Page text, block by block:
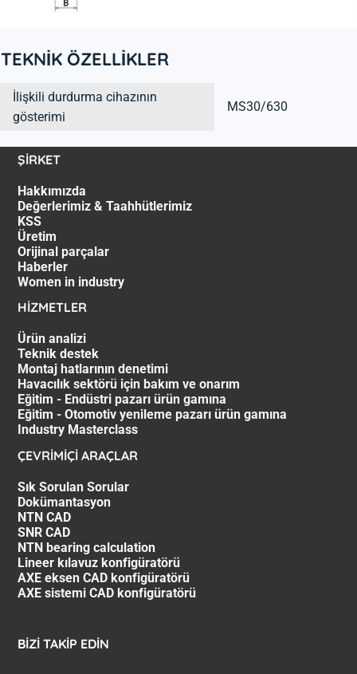
TEKNİK ÖZELLİKLER
İlişkili durdurma cihazının
gösterimi
MS30/630
ŞİRKET
Hakkımızda
Değerlerimiz & Taahhütlerimiz
KSS
Üretim
Orijinal parçalar
Haberler
Women in industry
HİZMETLER
Ürün analizi
Teknik destek
Montaj hatlarının denetimi
Havacılık sektörü için bakım ve onarım
Eğitim - Endüstri pazarı ürün gamına
Eğitim - Otomotiv yenileme pazarı ürün gamına
Industry Masterclass
ÇEVRİMİÇİ ARAÇLAR
Sık Sorulan Sorular
Dokümantasyon
NTN CAD
SNR CAD
NTN bearing calculation
Lineer kılavuz konfigüratörü
AXE eksen CAD konfigüratörü
AXE sistemi CAD konfigüratörü
BIZI TAKIP EDIN